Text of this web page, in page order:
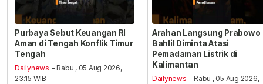
Purbaya Sebut Keuangan RI
Aman di Tengah Konflik Timur
Tengah
Dailynews - Rabu , 05 Aug 2026,
23:15 WIB
Arahan Langsung Prabowo
Bahlil Diminta Atasi
Pemadaman Listrik di
Kalimantan
Dailynews - Rabu , 05 Aug 2026,